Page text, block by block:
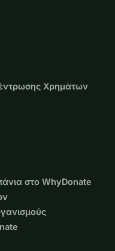
Χρημάτων
στο WhyDonate